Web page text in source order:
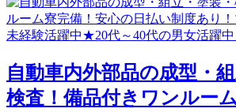
自動車内外部品の成型・
検査！備品付きワンルー